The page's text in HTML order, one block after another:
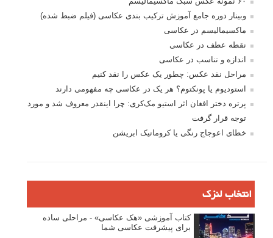
وبینار دوره جامع آموزش ترکیب بندی عکاسی (فیلم ضبط شده)
ماکسیمالیسم در عکاسی
نقطه عطف در عکاسی
اندازه و تناسب در عکاسی
مراحل نقد عکس: چطور یک عکس را نقد کنیم
استودیوم یا پونکتوم؟ هر یک در عکاسی چه مفهومی دارند
پرتره دختر افغان اثر استیو مک‌کری: چرا اینقدر معروف شد و مورد
توجه قرار گرفت
خطای اعوجاج رنگی یا کروماتیک ابریشن
انتخاب لنزک
کتاب آموزشی «هک عکاسی» - مراحلی ساده
برای پیشرفت عکاسی شما